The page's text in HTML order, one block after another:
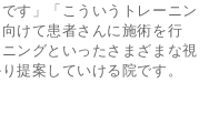
す」「こういうトレーニン
けて患者さんに施術を行
ングといったさまざまな視
提案していける院です。